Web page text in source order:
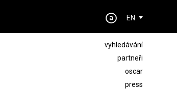
EN
vyhledávání
partneři
oscar
press